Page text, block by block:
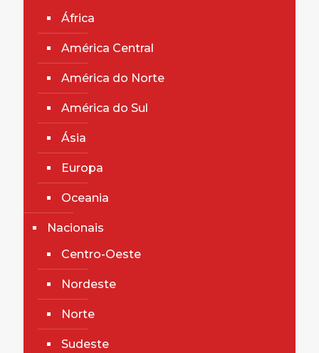
África
América Central
América do Norte
América do Sul
Ásia
Europa
Oceania
Nacionais
Centro-Oeste
Nordeste
Norte
Sudeste